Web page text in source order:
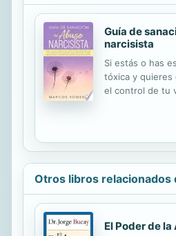
Guía de
narcisista
Si estás o has
tóxica y quieres
el control de tu
narcisista y
perdonar? ¿Te
contigo mismo
lo que depara
negatividad
mejoras en tu
“Guía de
Otros libros relacionados
El Poder de